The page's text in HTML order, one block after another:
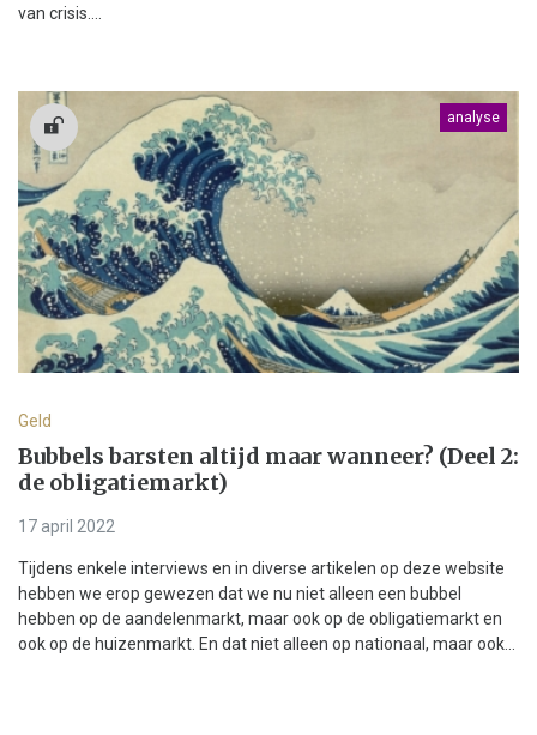
van crisis....
analyse
Geld
Bubbels barsten altijd maar wanneer? (Deel 2:
de obligatiemarkt)
17 april 2022
Tijdens enkele interviews en in diverse artikelen op deze website
hebben we erop gewezen dat we nu niet alleen een bubbel
hebben op de aandelenmarkt, maar ook op de obligatiemarkt en
ook op de huizenmarkt. En dat niet alleen op nationaal, maar ook...